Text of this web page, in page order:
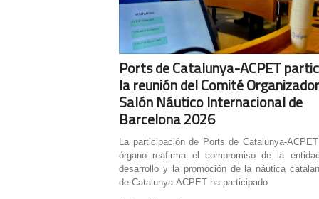
Ports de Catalunya-ACPET
la reunión del Comité
Salón Náutico Internacional de
Barcelona 2026
La participación de Ports de Catalunya-
órgano reafirma el compromiso de la
desarrollo y la promoción de la náutica
de Catalunya-ACPET ha participado